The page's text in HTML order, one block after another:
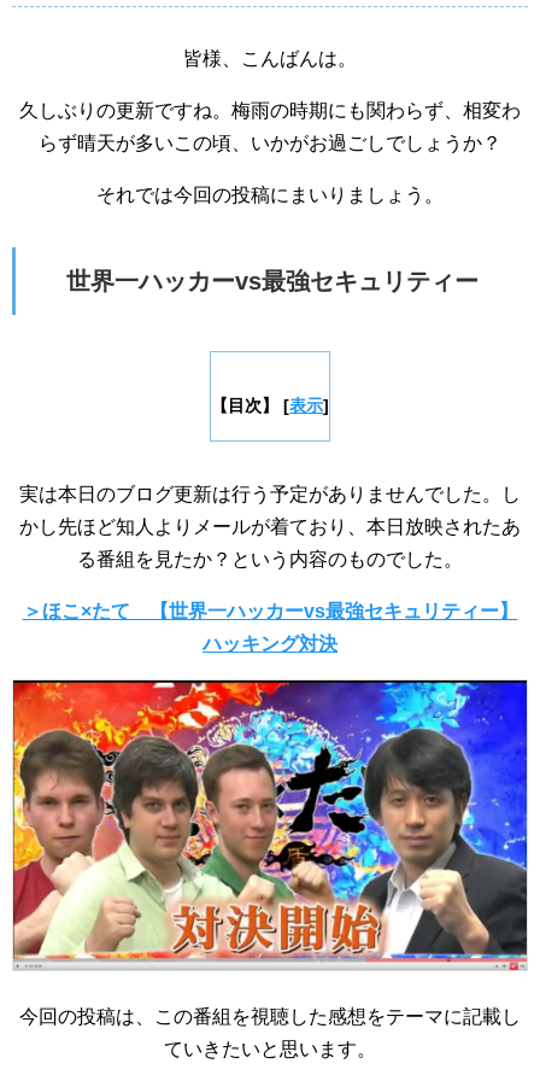
皆様、こんばんは。
久しぶりの更新ですね。梅雨の時期にも関わらず、相変わ
らず晴天が多いこの頃、いかがお過ごしでしょうか？
それでは今回の投稿にまいりましょう。
世界一ハッカーvs最強セキュリティー
【目次】 [表示]
実は本日のブログ更新は行う予定がありませんでした。し
かし先ほど知人よりメールが着ており、本日放映されたあ
る番組を見たか？という内容のものでした。
＞ほこ×たて 【世界一ハッカーvs最強セキュリティー】
ハッキング対決
今回の投稿は、この番組を視聴した感想をテーマに記載し
ていきたいと思います。